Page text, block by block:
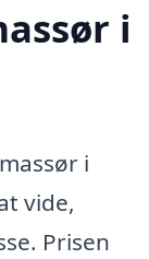
i
i
vide,
Prisen